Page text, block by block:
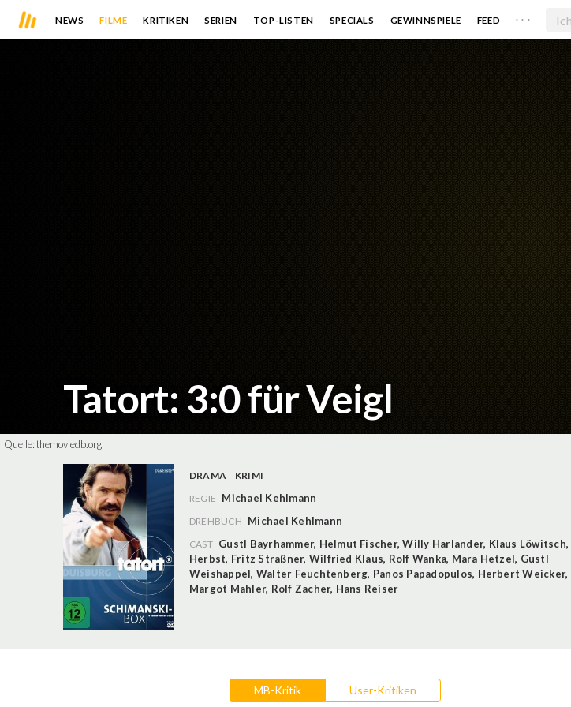
NEWS FILME KRITIKEN SERIEN TOP-LISTEN SPECIALS GEWINNSPIELE FEED . . .
Tatort: 3:0 für Veigl
Quelle:themoviedb.org
DRAMA
KRIMI
REGIE Michael Kehlmann
DREHBUCH Michael Kehlmann
CAST Gustl Bayrhammer, Helmut Fischer,Willy Harlander, Klaus Löwitsch,
Herbst, Fritz Straßner, Wilfried Klaus, Rolf Wanka, Mara Hetzel, Gustl
Weishappel, Walter Feuchtenberg, Panos Papadopulos, Herbert Weicker,
Margot Mahler, Rolf Zacher, Hans Reiser
MB-Kritik User-Kritiken